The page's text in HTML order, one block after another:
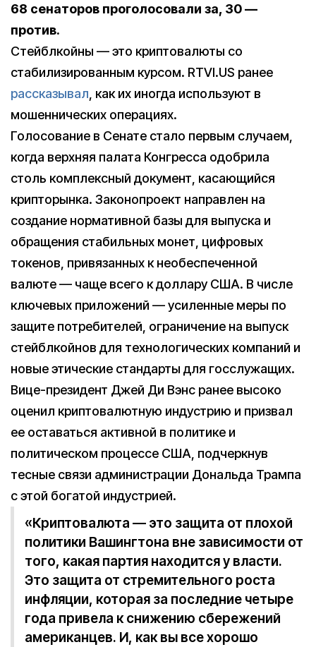
68 сенаторов проголосовали за, 30 —
против.
Стейблкойны — это криптовалюты со
стабилизированным курсом. RTVI.US ранее
рассказывал, как их иногда используют в
мошеннических операциях.
Голосование в Сенате стало первым случаем,
когда верхняя палата Конгресса одобрила
столь комплексный документ, касающийся
крипторынка. Законопроект направлен на
создание нормативной базы для выпуска и
обращения стабильных монет, цифровых
токенов, привязанных к необеспеченной
валюте — чаще всего к доллару США. В числе
ключевых приложений — усиленные меры по
защите потребителей, ограничение на выпуск
стейблкойнов для технологических компаний и
новые этические стандарты для госслужащих.
Вице-президент Джей Ди Вэнс ранее высоко
оценил криптовалютную индустрию и призвал
ее оставаться активной в политике и
политическом процессе США, подчеркнув
тесные связи администрации Дональда Трампа
с этой богатой индустрией.
«Криптовалюта — это защита от плохой
политики Вашингтона вне зависимости от
того, какая партия находится у власти.
Это защита от стремительного роста
инфляции, которая за последние четыре
года привела к снижению сбережений
американцев. И, как вы все хорошо